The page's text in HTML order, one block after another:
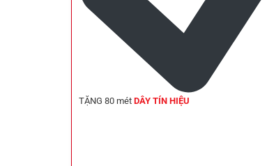
TẶNG 80 métDÂY TÍN HIỆU